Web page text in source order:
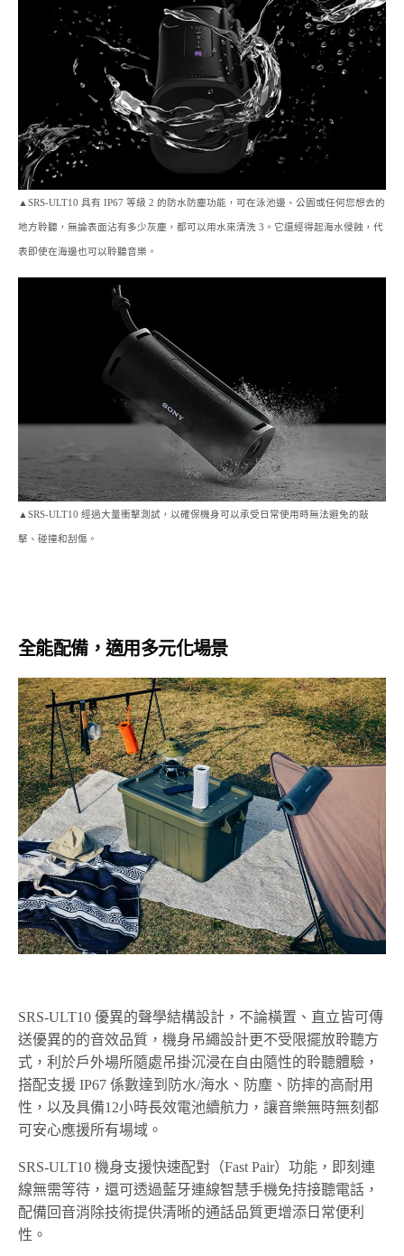
▲SRS-ULT10 具有 IP67 等級 2 的防水防塵功能，可在泳池邊、公園或任何您想去的
地方聆聽，無論表面沾有多少灰塵，都可以用水來清洗 3。它還經得起海水侵蝕，代
表即使在海邊也可以聆聽音樂。
▲SRS-ULT10 經過大量衝擊測試，以確保機身可以承受日常使用時無法避免的敲
擊、碰撞和刮傷。
全能配備，適用多元化場景
SRS-ULT10 優異的聲學結構設計，不論橫置、直立皆可傳
送優異的的音效品質，機身吊繩設計更不受限擺放聆聽方
式，利於戶外場所隨處吊掛沉浸在自由隨性的聆聽體驗，
搭配支援 IP67 係數達到防水/海水、防塵、防摔的高耐用
性，以及具備12小時長效電池續航力，讓音樂無時無刻都
可安心應援所有場域。
SRS-ULT10 機身支援快速配對（Fast Pair）功能，即刻連
線無需等待，還可透過藍牙連線智慧手機免持接聽電話，
配備回音消除技術提供清晰的通話品質更增添日常便利
性。